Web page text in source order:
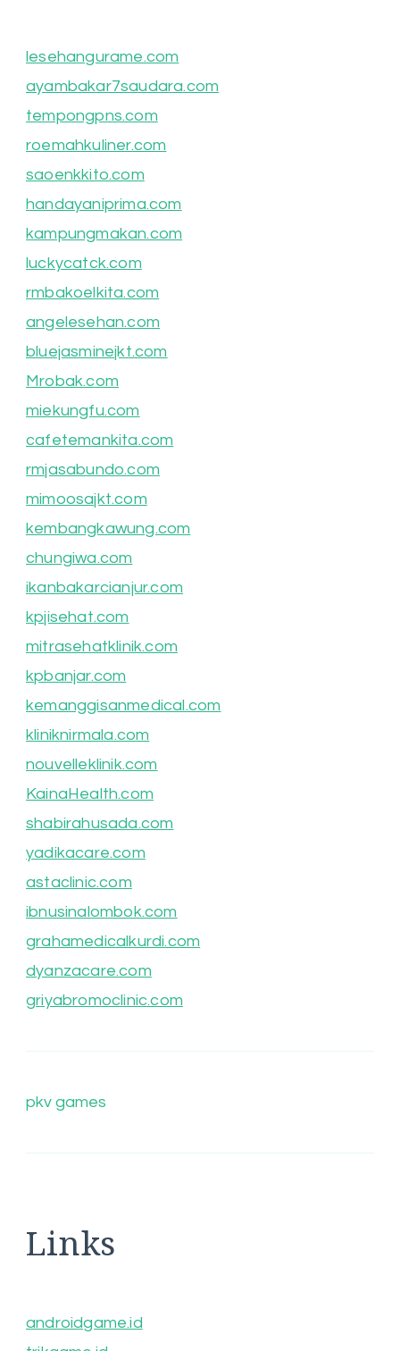
lesehangurame.com
ayambakar7saudara.com
tempongpns.com
roemahkuliner.com
saoenkkito.com
handayaniprima.com
kampungmakan.com
luckycatck.com
rmbakoelkita.com
angelesehan.com
bluejasminejkt.com
Mrobak.com
miekungfu.com
cafetemankita.com
rmjasabundo.com
mimoosajkt.com
kembangkawung.com
chungiwa.com
ikanbakarcianjur.com
kpjisehat.com
mitrasehatklinik.com
kpbanjar.com
kemanggisanmedical.com
kliniknirmala.com
nouvelleklinik.com
KainaHealth.com
shabirahusada.com
yadikacare.com
astaclinic.com
ibnusinalombok.com
grahamedicalkurdi.com
dyanzacare.com
griyabromoclinic.com
pkv games
Links
androidgame.id